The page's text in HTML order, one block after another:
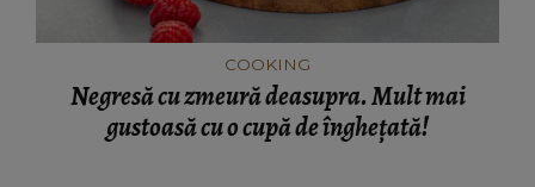
COOKING
Negresă cu zmeură deasupra. Mult mai
gustoasă cu o cupă de înghețată!